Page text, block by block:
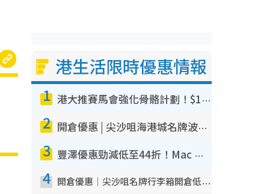
港生活限時優惠情報
1 港大推賽馬會強化骨骼計劃！$100骨質密度X光檢查 完成免費運動訓練送超市禮券！附參加資格
2 開倉優惠 | 尖沙咀海港城名牌波鞋開倉低至1折！On鞋$899起／Joy&Peace鞋履$98起
3 豐澤優惠勁減低至44折！Mac mini/iPhone17Pro大減價！廚房家電$220起
4 開倉優惠｜尖沙咀名牌行李箱開倉低至4折！一連5日 American Tourister/ace./Hallmark $200起！